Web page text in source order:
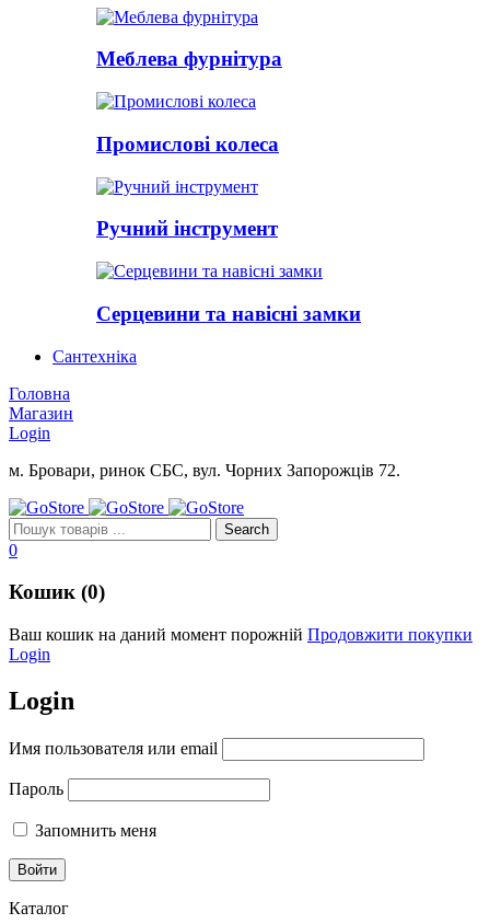
Меблева фурнітура
Промислові колеса
Ручний інструмент
Серцевини та навісні замки
Сантехніка
Головна
Магазин
Login
м. Бровари, ринок СБС, вул. Чорних Запорожців 72.
0
Кошик (0)
Ваш кошик на даний момент порожній Продовжити покупки
Login
Login
Имя пользователя или email
Пароль
Запомнить меня
Каталог